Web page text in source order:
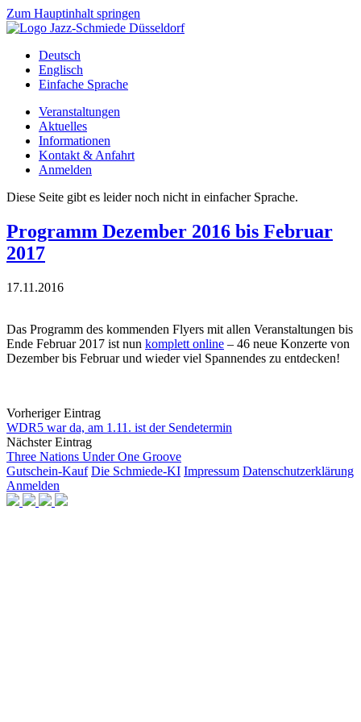
Zum Hauptinhalt springen
Deutsch
Englisch
Einfache Sprache
Veranstaltungen
Aktuelles
Informationen
Kontakt & Anfahrt
Anmelden
Diese Seite gibt es leider noch nicht in einfacher Sprache.
Programm Dezember 2016 bis Februar
2017
17.11.2016
Das Programm des kommenden Flyers mit allen Veranstaltungen bis
Ende Februar 2017 ist nun komplett online – 46 neue Konzerte von
Dezember bis Februar und wieder viel Spannendes zu entdecken!
Vorheriger Eintrag
WDR5 war da, am 1.11. ist der Sendetermin
Nächster Eintrag
Three Nations Under One Groove
Gutschein-Kauf Die Schmiede-KI Impressum Datenschutzerklärung
Anmelden